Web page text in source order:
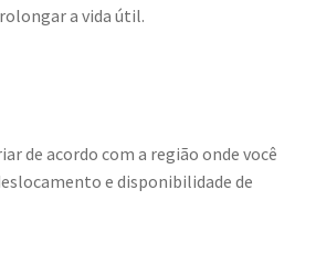
a vida útil.
de acordo com a região onde você
e disponibilidade de